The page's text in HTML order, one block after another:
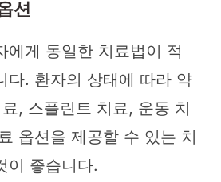
션
에게 동일한 치료법이 적
다. 환자의 상태에 따라 약
, 스플린트 치료, 운동 치
옵션을 제공할 수 있는 치
이 좋습니다.